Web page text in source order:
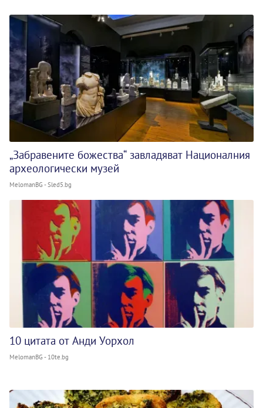
„Забравените божества“ завладяват Националния
археологически музей
MelomanBG - Sled5.bg
10 цитата от Анди Уорхол
MelomanBG - 10te.bg